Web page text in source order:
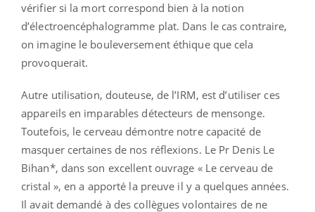
vérifier si la mort correspond bien à la notion
d’électroencéphalogramme plat. Dans le cas contraire,
on imagine le bouleversement éthique que cela
provoquerait.
Autre utilisation, douteuse, de l’IRM, est d’utiliser ces
appareils en imparables détecteurs de mensonge.
Toutefois, le cerveau démontre notre capacité de
masquer certaines de nos réflexions. Le Pr Denis Le
Bihan*, dans son excellent ouvrage « Le cerveau de
cristal », en a apporté la preuve il y a quelques années.
Il avait demandé à des collègues volontaires de ne